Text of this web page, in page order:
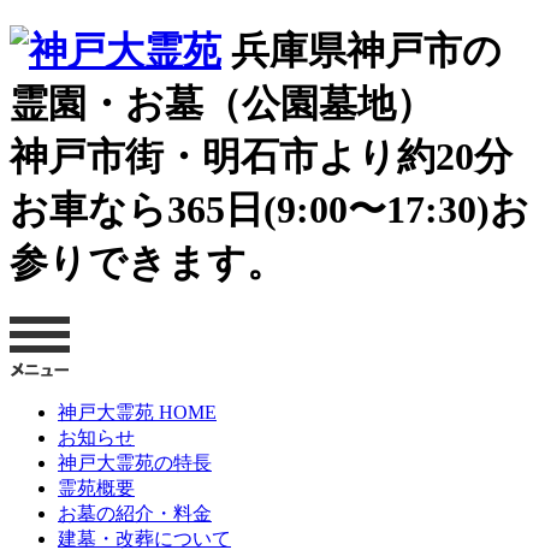
兵庫県神戸市の
霊園・お墓（公園墓地）
神戸市街・明石市より約20分
お車なら365日(9:00〜17:30)お
参りできます。
神戸大霊苑 HOME
お知らせ
神戸大霊苑の特長
霊苑概要
お墓の紹介・料金
建墓・改葬について